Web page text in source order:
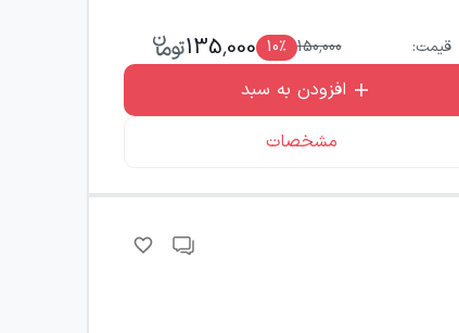
قیمت: 150,000
10٪ 135,000
افزودن به سبد
مشخصات